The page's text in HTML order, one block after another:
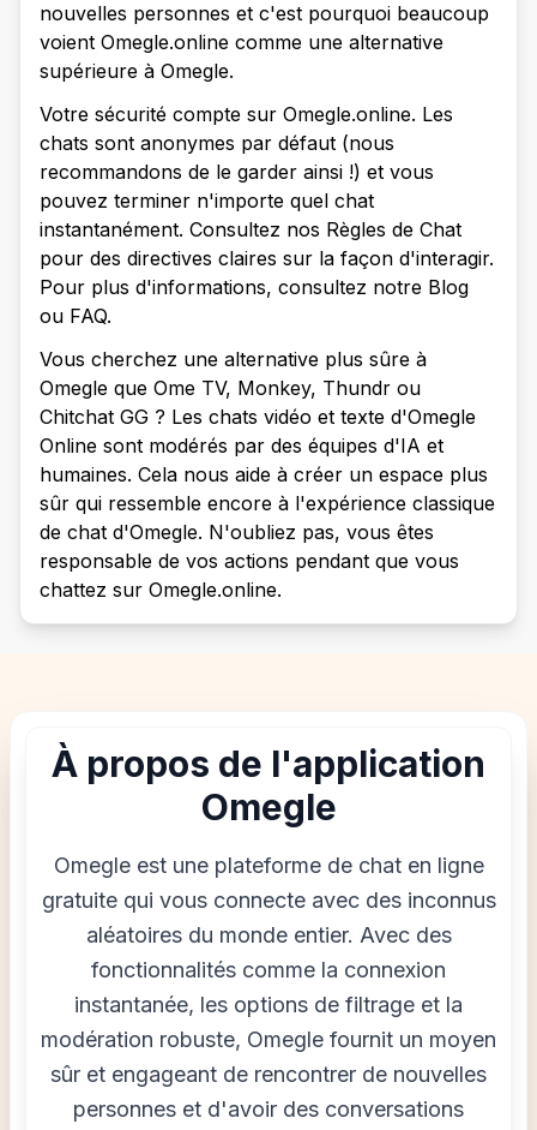
nouvelles personnes et c'est pourquoi beaucoup
voient Omegle.online comme une alternative
supérieure à Omegle.
Votre sécurité compte sur Omegle.online. Les
chats sont anonymes par défaut (nous
recommandons de le garder ainsi !) et vous
pouvez terminer n'importe quel chat
instantanément. Consultez nos Règles de Chat
pour des directives claires sur la façon d'interagir.
Pour plus d'informations, consultez notre Blog
ou FAQ.
Vous cherchez une alternative plus sûre à
Omegle que Ome TV, Monkey, Thundr ou
Chitchat GG ? Les chats vidéo et texte d'Omegle
Online sont modérés par des équipes d'IA et
humaines. Cela nous aide à créer un espace plus
sûr qui ressemble encore à l'expérience classique
de chat d'Omegle. N'oubliez pas, vous êtes
responsable de vos actions pendant que vous
chattez sur Omegle.online.
À propos de l'application
Omegle
Omegle est une plateforme de chat en ligne
gratuite qui vous connecte avec des inconnus
aléatoires du monde entier. Avec des
fonctionnalités comme la connexion
instantanée, les options de filtrage et la
modération robuste, Omegle fournit un moyen
sûr et engageant de rencontrer de nouvelles
personnes et d'avoir des conversations